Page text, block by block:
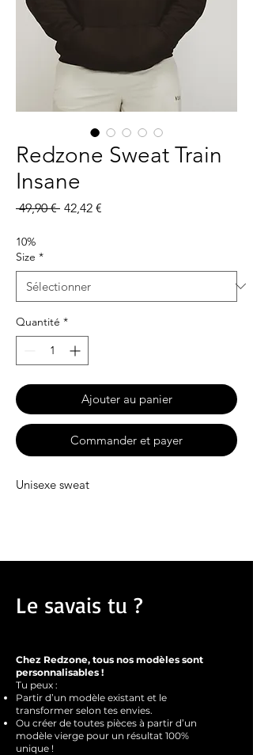
Redzone Sweat Train
Insane
49,90 € Prix
42,42 €
10%
Size *
Quantité *
Ajouter au panier
Commander et payer
Unisexe sweat
Le savais tu ?
Chez Redzone, tous nos modèles sont
personnalisables !
Tu peux :
Partir d’un modèle existant et le
transformer selon tes envies.
Ou créer de toutes pièces à partir d’un
modèle vierge pour un résultat 100%
unique !